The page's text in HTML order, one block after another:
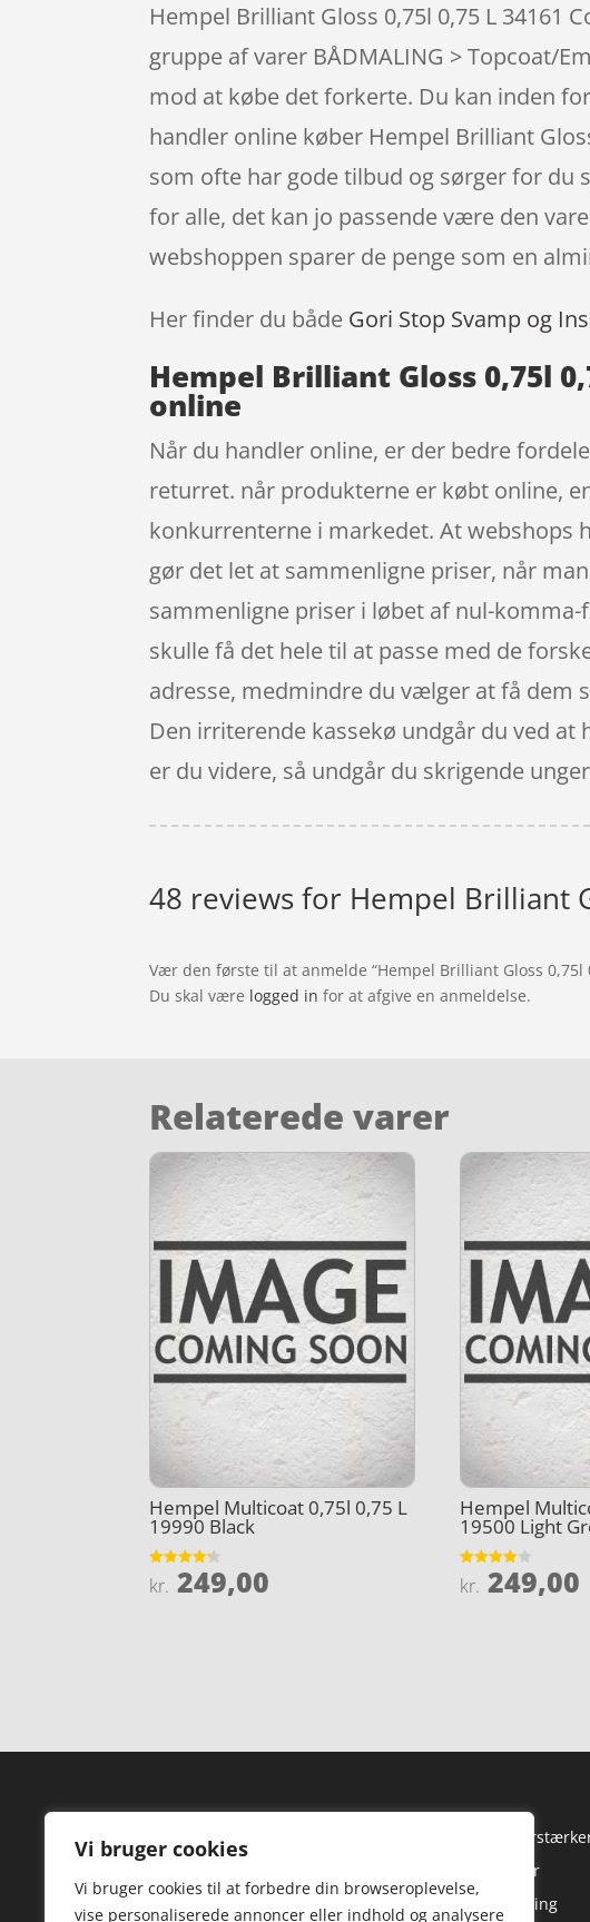
Vi bruger cookies
Vi bruger cookies til at forbedre din browseroplevelse,
vise personaliserede annoncer eller indhold og analysere
Hempel Brilliant Gloss 0,75l 0,75 L 34161
gruppe af varer BÅDMALING > Topcoat/
mod at købe det forkerte. Du kan inden
handler online køber Hempel Brilliant
som ofte har gode tilbud og sørger for du
for alle, det kan jo passende være den
webshoppen sparer de penge som en
Her finder du både Gori Stop Svamp og
Hempel Brilliant Gloss 0,75l
online
Når du handler online, er der bedre
returret. når produkterne er købt online,
konkurrenterne i markedet. At webshops
gør det let at sammenligne priser, når
sammenligne priser i løbet af nul-
skulle få det hele til at passe med de
adresse, medmindre du vælger at få dem
Den irriterende kassekø undgår du ved
er du videre, så undgår du skrigende
48 reviews for Hempel Brilliant
Vær den første til at anmelde “Hempel Brilliant Gloss 0,75l
Du skal være logged in for at afgive en anmeldelse.
Relaterede varer
Hempel Multicoat 0,75l 0,75 L
19990 Black
Vurderet
4.2
kr. 249,00
Hempel
19500 Light
Vurderet
3.9
kr. 249,00
Forside
Kontakt
HiFi
Højtaler
Streaming